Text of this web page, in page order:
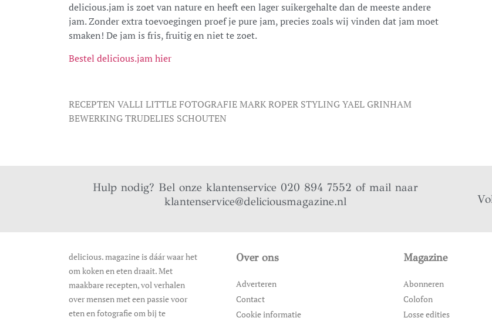
delicious.jam is zoet van nature en heeft een lager suikergehalte dan de meeste andere
jam. Zonder extra toevoegingen proef je pure jam, precies zoals wij vinden dat jam moet
smaken! De jam is fris, fruitig en niet te zoet.
Bestel delicious.jam hier
RECEPTEN VALLI LITTLE FOTOGRAFIE MARK ROPER STYLING YAEL GRINHAM
BEWERKING TRUDELIES SCHOUTEN
Hulp nodig? Bel onze klantenservice 020 894 7552 of mail naar
klantenservice@deliciousmagazine.nl
delicious. magazine is dáár waar het
om koken en eten draait. Met
maakbare recepten, vol verhalen
over mensen met een passie voor
eten en fotografie om bij te
Over ons
Adverteren
Contact
Cookie informatie
Magazine
Abonneren
Colofon
Losse edities